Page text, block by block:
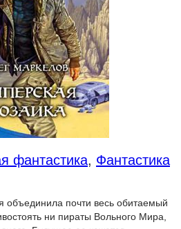
фантастика, Фантастика
почти весь обитаемый
ни пираты Вольного Мира,